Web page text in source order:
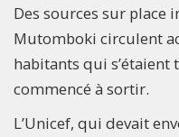
Des sources sur place
Mutomboki circulent
habitants qui s’étaient
commencé à sortir.
L’Unicef, qui devait